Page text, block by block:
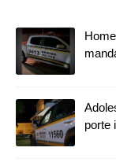
porte